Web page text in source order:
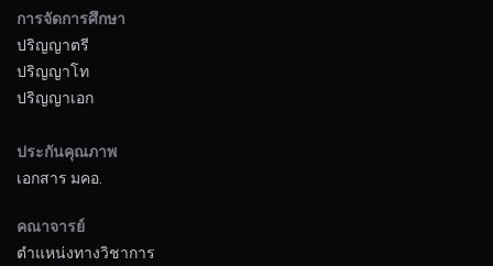
การจัดการศึกษา
ปริญญาตรี
ปริญญาโท
ปริญญาเอก
ประกันคุณภาพ
เอกสาร มคอ.
คณาจารย์
ตำแหน่งทางวิชาการ